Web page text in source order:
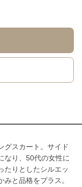
グスカート。サイド
なり、50代の女性に
たりとしたシルエッ
と品格をプラス。